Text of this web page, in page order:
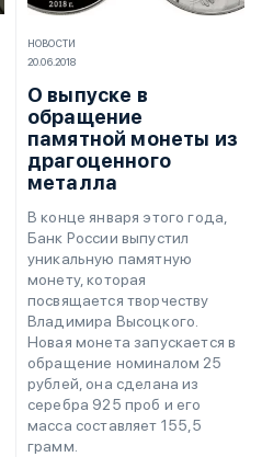
НОВОСТИ
20.06.2018
О выпуске в
обращение
памятной монеты из
драгоценного
металла
В конце января этого года,
Банк России выпустил
уникальную памятную
монету, которая
посвящается творчеству
Владимира Высоцкого.
Новая монета запускается в
обращение номиналом 25
рублей, она сделана из
серебра 925 проб и его
масса составляет 155,5
грамм.